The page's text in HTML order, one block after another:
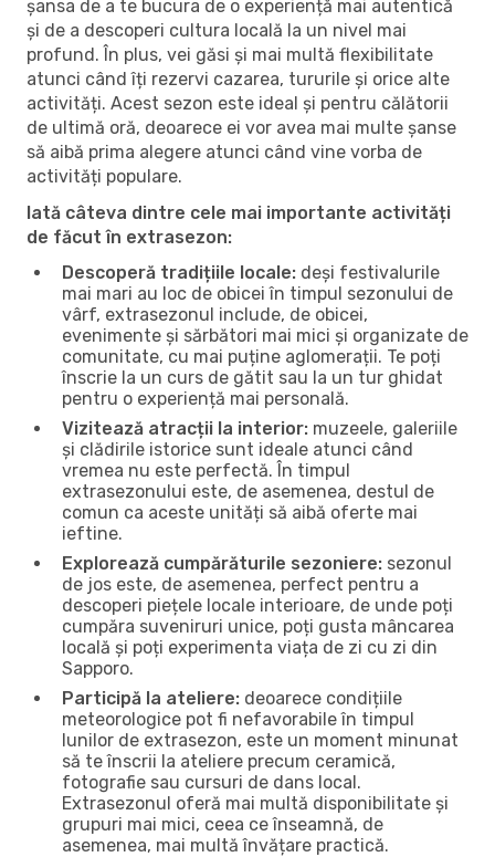
șansa de a te bucura de o experiență mai autentică
și de a descoperi cultura locală la un nivel mai
profund. În plus, vei găsi și mai multă flexibilitate
atunci când îți rezervi cazarea, tururile și orice alte
activități. Acest sezon este ideal și pentru călătorii
de ultimă oră, deoarece ei vor avea mai multe șanse
să aibă prima alegere atunci când vine vorba de
activități populare.
Iată câteva dintre cele mai importante activități
de făcut în extrasezon:
Descoperă tradițiile locale: deși festivalurile
mai mari au loc de obicei în timpul sezonului de
vârf, extrasezonul include, de obicei,
evenimente și sărbători mai mici și organizate de
comunitate, cu mai puține aglomerații. Te poți
înscrie la un curs de gătit sau la un tur ghidat
pentru o experiență mai personală.
Vizitează atracții la interior: muzeele, galeriile
și clădirile istorice sunt ideale atunci când
vremea nu este perfectă. În timpul
extrasezonului este, de asemenea, destul de
comun ca aceste unități să aibă oferte mai
ieftine.
Explorează cumpărăturile sezoniere: sezonul
de jos este, de asemenea, perfect pentru a
descoperi piețele locale interioare, de unde poți
cumpăra suveniruri unice, poți gusta mâncarea
locală și poți experimenta viața de zi cu zi din
Sapporo.
Participă la ateliere: deoarece condițiile
meteorologice pot fi nefavorabile în timpul
lunilor de extrasezon, este un moment minunat
să te înscrii la ateliere precum ceramică,
fotografie sau cursuri de dans local.
Extrasezonul oferă mai multă disponibilitate și
grupuri mai mici, ceea ce înseamnă, de
asemenea, mai multă învățare practică.